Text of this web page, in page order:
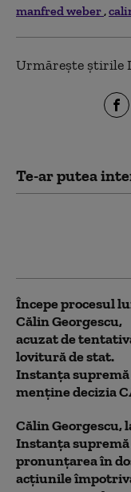
manfred weber
Urmărește știrile
Te-ar putea
Începe procesul
Călin Georgescu,
acuzat de
lovitură de stat.
Instanța supremă
menține decizia
Călin Georgescu,
Instanța supremă
pronunțarea în
acțiunile